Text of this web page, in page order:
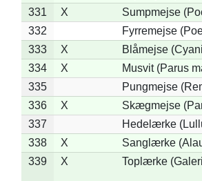
331
X
Sumpmejse
332
Fyrremejse
333
X
Blåmejse
334
X
Musvit (Parus
335
Pungmejse
336
X
Skægmejse
337
Hedelærke
338
X
Sanglærke
339
X Toplærke